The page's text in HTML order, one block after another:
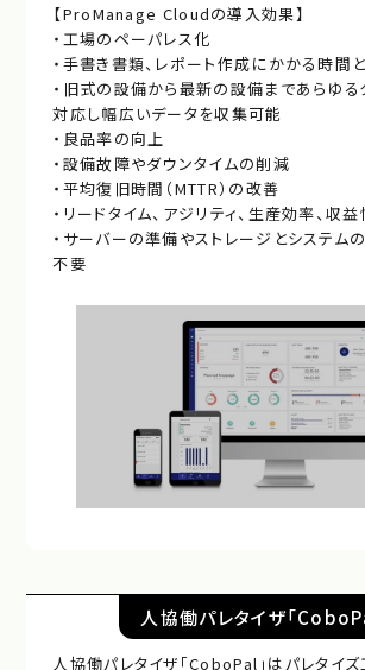
【ProManage Cloudの導入効果】
・工場のペーパレス化
・手書き書類、レポート作成にかかる時間
・旧式の設備から最新の設備まであらゆ
対応し幅広いデータを収集可能
・良品率の向上
・設備故障やダウンタイムの削減
・平均復旧時間（MTTR）の改善
・リードタイム、アジリティ、生産効率、収
・サーバーの準備やストレージとシステム
不要
人協働パレタイザ「
人協働パレタイザ「CoboPal」はパレタイ